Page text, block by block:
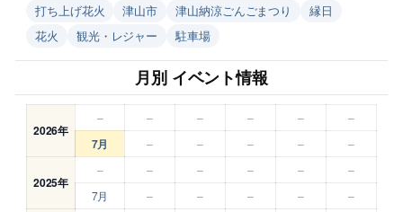
打ち上げ花火
津山市 津山納涼ごんごまつり
縁日
花火
観光・レジャー 駐車場
月別 イベント情報
2026年
– – – – – –
7月 – – – – –
2025年
– – – – –
–
7月
– – – – –